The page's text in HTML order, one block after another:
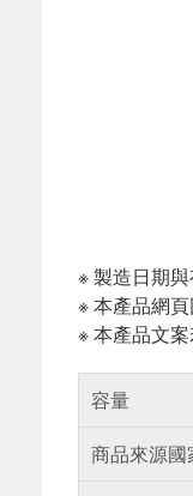
※ 製造日期
※ 本產品網
※ 本產品文
容量
商品來源國